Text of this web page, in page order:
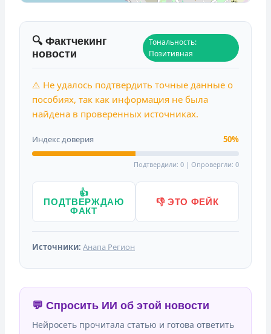
🔍 Фактчекинг
новости
Тональность:
Позитивная
⚠️ Не удалось подтвердить точные данные о
пособиях, так как информация не была
найдена в проверенных источниках.
Индекс доверия 50%
Подтвердили: 0 | Опровергли: 0
👍
ПОДТВЕРЖДАЮ
ФАКТ
👎 ЭТО ФЕЙК
Источники: Анапа Регион
💬 Спросить ИИ об этой новости
Нейросеть прочитала статью и готова ответить